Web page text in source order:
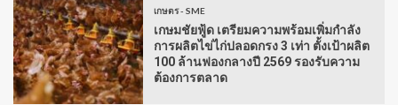
เกษตร - SME
เกษมชัยฟู้ด เตรียมความพร้อมเพิ่มกำลัง
การผลิตไข่ไก่ปลอดกรง 3 เท่า ตั้งเป้าผลิต
100 ล้านฟองกลางปี 2569 รองรับความ
ต้องการตลาด